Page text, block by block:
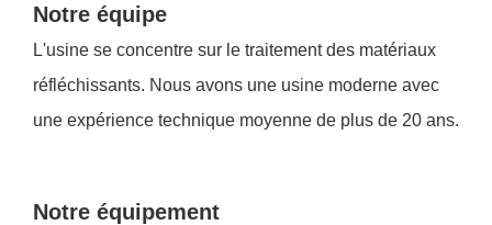
Notre équipe
L'usine se concentre sur le traitement des matériaux
réfléchissants. Nous avons une usine moderne avec
une expérience technique moyenne de plus de 20 ans.
Notre équipement